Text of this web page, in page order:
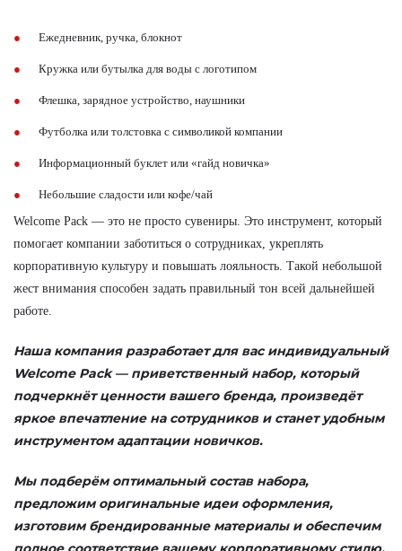
Ежедневник, ручка, блокнот
Кружка или бутылка для воды с логотипом
Флешка, зарядное устройство, наушники
Футболка или толстовка с символикой компании
Информационный буклет или «гайд новичка»
Небольшие сладости или кофе/чай
Welcome Pack — это не просто сувениры. Это инструмент, который
помогает компании заботиться о сотрудниках, укреплять
корпоративную культуру и повышать лояльность. Такой небольшой
жест внимания способен задать правильный тон всей дальнейшей
работе.
Наша компания разработает для вас индивидуальный
Welcome Pack — приветственный набор, который
подчеркнёт ценности вашего бренда, произведёт
яркое впечатление на сотрудников и станет удобным
инструментом адаптации новичков.
Мы подберём оптимальный состав набора,
предложим оригинальные идеи оформления,
изготовим брендированные материалы и обеспечим